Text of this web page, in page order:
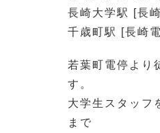
長崎大学駅 [長
千歳町駅 [長崎
若葉町電停より
す。
大学生スタッフ
まで